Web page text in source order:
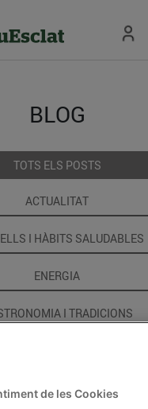
BLOG
TOTS ELS POSTS
ACTUALITAT
I HÀBITS SALUDABLES
ENERGIA
I TRADICIONS
de les Cookies